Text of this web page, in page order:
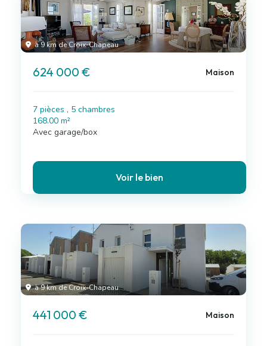
à 9 km de Croix-Chapeau
624 000 € Maison
7 pièces , 5 chambres
168.00 m²
Avec garage/box
Voir le bien
à 9 km de Croix-Chapeau
441 000 € Maison